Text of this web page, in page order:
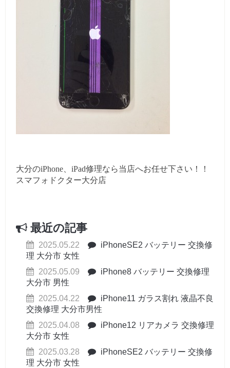
大分のiPhone、iPad修理なら当店へお任せ下さい！！
スマフォドクター大分店
最近の記事
2025.05.22
iPhoneSE2 バッテリー 交換修
理 大分市 女性
2025.05.09
iPhone8 バッテリー 交換修理
大分市 男性
2025.04.22
iPhone11 ガラス割れ 液晶不良
交換修理 大分市男性
2025.04.08
iPhone12 リアカメラ 交換修理
大分市 女性
2025.03.28
iPhoneSE2 バッテリー 交換修
理 大分市 女性